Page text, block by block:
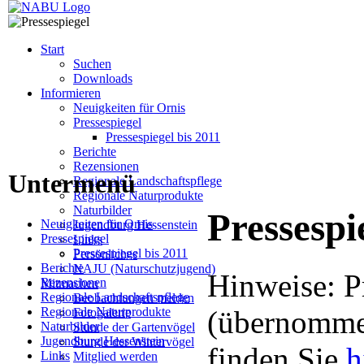
Start
Suchen
Downloads
Informieren
Neuigkeiten für Ornis
Pressespiegel
Pressespiegel bis 2011
Berichte
Rezensionen
Regionale Landschaftspflege
Regionale Naturprodukte
Naturbilder
Jugendburg Hessenstein
Links
Persönliches
NAJU (Naturschutzjugend)
Mitmachen
Beobachtungen melden
Fotogalerie
Stunde der Gartenvögel
Stunde der Wintervögel
Mitglied werden
Untermenü
Neuigkeiten für Ornis
Pressespiegel
Pressespiegel bis 2011
Berichte
Rezensionen
Regionale Landschaftspflege
Regionale Naturprodukte
Naturbilder
Jugendburg Hessenstein
Links
Hinweise: